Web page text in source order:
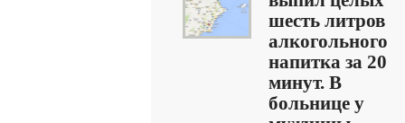
шесть литров
алкогольного
напитка за 20
минут. В
больнице у